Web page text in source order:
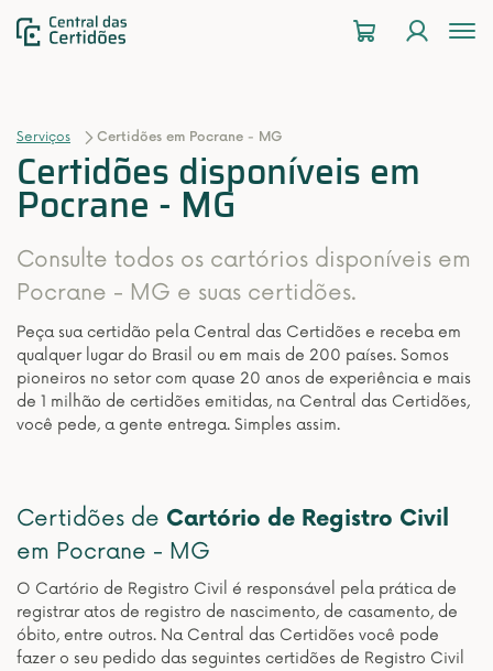
Serviços Certidões em Pocrane - MG
Certidões disponíveis em
Pocrane - MG
Consulte todos os cartórios disponíveis em
Pocrane - MG e suas certidões.
Peça sua certidão pela Central das Certidões e receba em
qualquer lugar do Brasil ou em mais de 200 países. Somos
pioneiros no setor com quase 20 anos de experiência e mais
de 1 milhão de certidões emitidas, na Central das Certidões,
você pede, a gente entrega. Simples assim.
Certidões de Cartório de Registro Civil
em Pocrane - MG
O Cartório de Registro Civil é responsável pela prática de
registrar atos de registro de nascimento, de casamento, de
óbito, entre outros. Na Central das Certidões você pode
fazer o seu pedido das seguintes certidões de Registro Civil